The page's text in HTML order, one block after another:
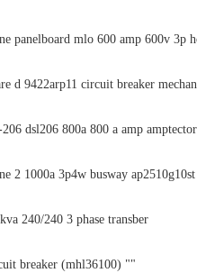
panelboard mlo 600 amp 600v 3p
d 9422arp11 circuit breaker
206 dsl206 800a 800 a amp
2 1000a 3p4w busway
240/240 3 phase transber
breaker (mhl36100) ""